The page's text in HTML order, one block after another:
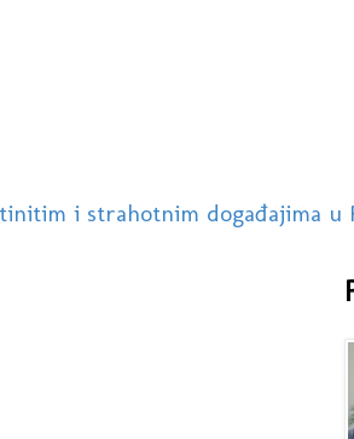
i strahotnim događajima u